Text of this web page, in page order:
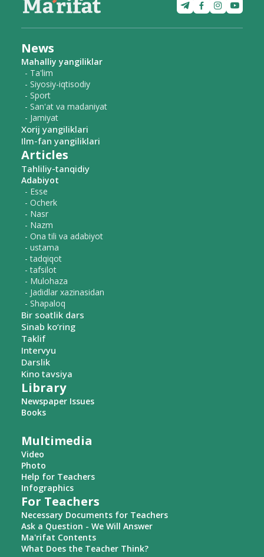
News
Mahalliy yangiliklar
- Ta'lim
- Siyosiy-iqtisodiy
- Sport
- San'at va madaniyat
- Jamiyat
Xorij yangiliklari
Ilm-fan yangiliklari
Articles
Tahliliy-tanqidiy
Adabiyot
- Esse
- Ocherk
- Nasr
- Nazm
- Ona tili va adabiyot
- ustama
- tadqiqot
- tafsilot
- Mulohaza
- Jadidlar xazinasidan
- Shapaloq
Bir soatlik dars
Sinab ko‘ring
Taklif
Intervyu
Darslik
Kino tavsiya
Library
Newspaper Issues
Books
Multimedia
Video
Photo
Help for Teachers
Infographics
For Teachers
Necessary Documents for Teachers
Ask a Question - We Will Answer
Ma'rifat Contents
What Does the Teacher Think?